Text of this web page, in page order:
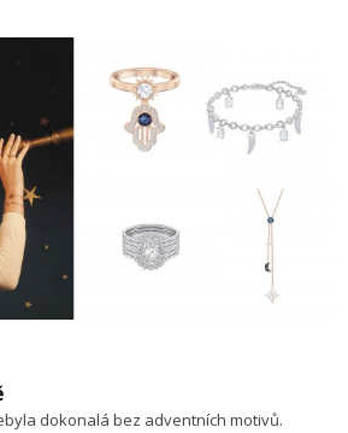
dokonalá bez adventních motivů.